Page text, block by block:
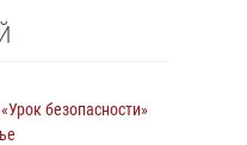
безопасности»